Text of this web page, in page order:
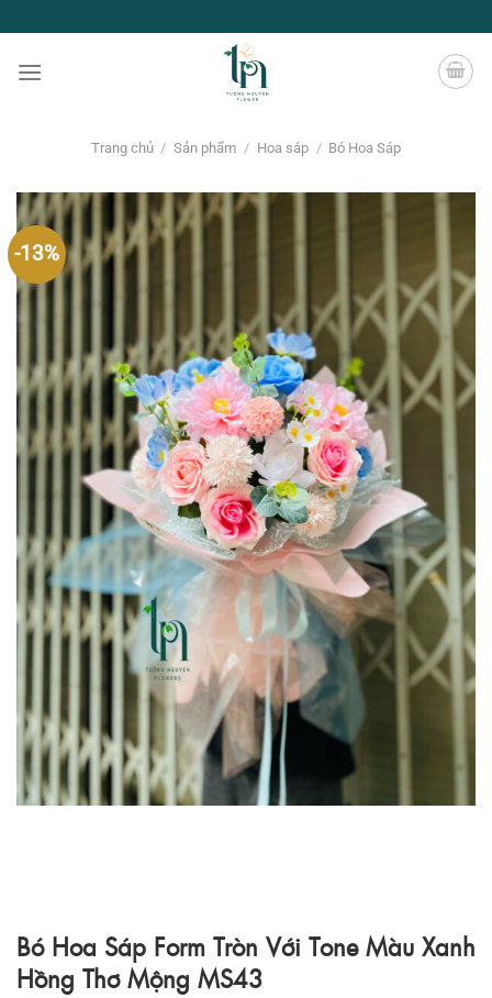
đến
nội
Trang chủ / Sản phẩm / Hoa sáp / Bó Hoa Sáp
-13%
Bó Hoa Sáp Form Tròn Với Tone Màu Xanh
Hồng Thơ Mộng MS43